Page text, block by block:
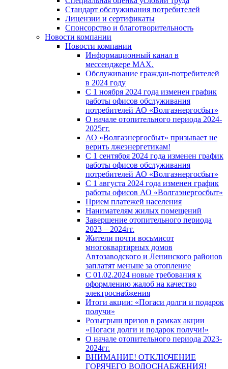
Стандарт обслуживания потребителей
Лицензии и сертификаты
Спонсорство и благотворительность
Новости компании
Новости компании
Информационный канал в
мессенджере MAX.
Обслуживание граждан-потребителей
в 2024 году
С 1 ноября 2024 года изменен график
работы офисов обслуживания
потребителей АО «Волгаэнергосбыт»
О начале отопительного периода 2024-
2025гг.
АО «Волгаэнергосбыт» призывает не
верить лжеэнергетикам!
С 1 сентября 2024 года изменен график
работы офисов обслуживания
потребителей АО «Волгаэнергосбыт»
С 1 августа 2024 года изменен график
работы офисов АО «Волгаэнергосбыт»
Прием платежей населения
Нанимателям жилых помещений
Завершение отопительного периода
2023 – 2024гг.
Жители почти восьмисот
многоквартирных домов
Автозаводского и Ленинского районов
заплатят меньше за отопление
С 01.02.2024 новые требования к
оформлению жалоб на качество
электроснабжения
Итоги акции: «Погаси долги и подарок
получи»
Розыгрыш призов в рамках акции
«Погаси долги и подарок получи!»
О начале отопительного периода 2023-
2024гг.
ВНИМАНИЕ! ОТКЛЮЧЕНИЕ
ГОРЯЧЕГО ВОДОСНАБЖЕНИЯ!